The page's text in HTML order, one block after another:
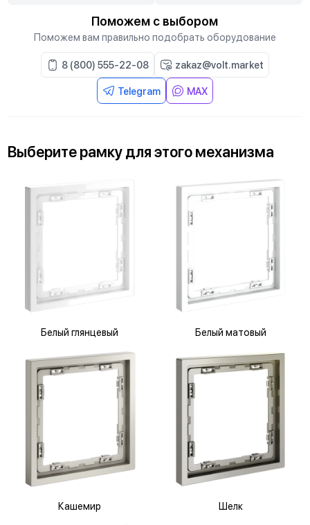
Поможем с выбором
Поможем вам правильно подобрать оборудование
8 (800) 555-22-08 zakaz@volt.market
Telegram MAX
Выберитерамку дляэтого механизма
Белый глянцевый Белый матовый
Кашемир Шелк